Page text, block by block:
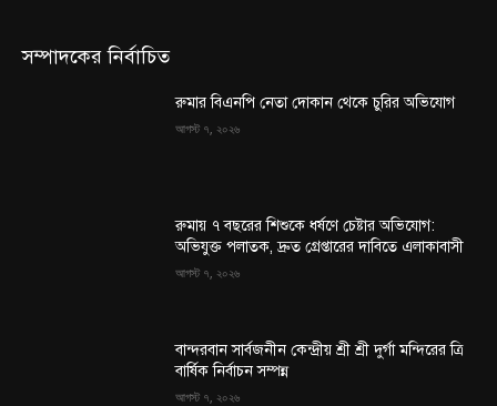
সম্পাদকের নির্বাচিত
রুমার বিএনপি নেতা দোকান থেকে চুরির অভিযোগ
আগস্ট ৭, ২০২৬
রুমায় ৭ বছরের শিশুকে ধর্ষণে চেষ্টার অভিযোগ:
অভিযুক্ত পলাতক, দ্রুত গ্রেপ্তারের দাবিতে এলাকাবাসী
আগস্ট ৭, ২০২৬
বান্দরবান সার্বজনীন কেন্দ্রীয় শ্রী শ্রী দুর্গা মন্দিরের ত্রি
বার্ষিক নির্বাচন সম্পন্ন
আগস্ট ৭, ২০২৬